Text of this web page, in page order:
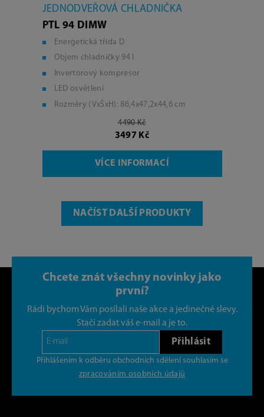
JEDNODVEŘOVÁ CHLADNIČKA
PTL 94 DIMW
Energetická třída D
Objem chladničky 94 l
Invertorový kompresor
LED osvětlení
Rozměry (VxŠxH): 86,4x47,2x44,6 cm
4490 Kč
3497 Kč
VÍCE INFORMACÍ
NAČÍST DALŠÍ PRODUKTY
Chcete znát všechny novinky jako
první?
Rádi bychom Vám posílali naše akce a jedinečné slevy.
Stačí zadat váš e-mail a je to.
Přihlásit
Přihlášením k odběru obchodních sdělení souhlasím se
zpracováním osobních údajů